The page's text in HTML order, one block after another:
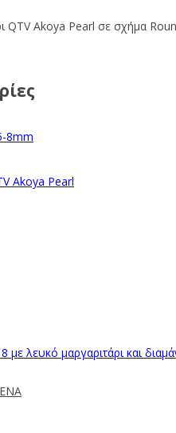
QTV Akoya Pearl σε σχήμα
8mm
Akoya Pearl